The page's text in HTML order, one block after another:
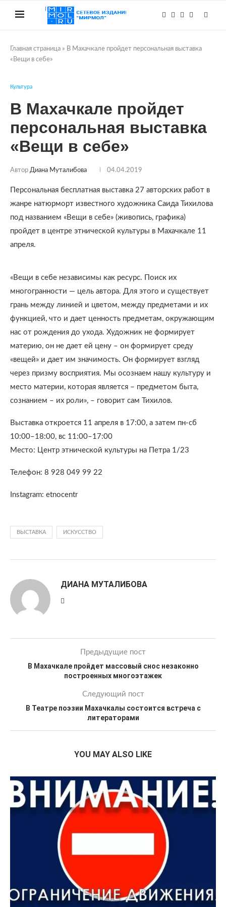
Главная страница » В Махачкале пройдет персональная выставка
«Вещи в себе»
Культура
В Махачкале пройдет
персональная выставка
«Вещи в себе»
Автор Диана Муталибова 04.04.2019
Персональная бесплатная выставка 27 авторских работ в
жанре натюрморт известного художника Саида Тихилова
под названием «Вещи в себе» (живопись, графика)
пройдет в центре этнической культуры в Махачкале 11
апреля.
«Вещи в себе независимы как ресурс. Поиск их
многогранности — цель автора. Для этого и существует
грань между линией и цветом, между предметами и их
функцией, что и дает ценность предметам, окружающим
нас от рождения до ухода. Художник не формирует
материю, он не дает ей цену – он формирует среду
«вещей» и дает им значимость. Он формирует взгляд
через призму восприятия. Мы осознаем нашу культуру и
место материи, которая является – предметом быта,
сознанием – их роли», – говорит сам Тихилов.
Выставка откроется 11 апреля в 17:00, а затем пн-сб
10:00–18:00, вс 11:00–17:00
Место: Центр этнической культуры на Петра 1/23
Телефон: 8 928 049 99 22
Instagram: etnocentr
ВЫСТАВКА ИСКУССТВО
ДИАНА МУТАЛИБОВА
Предыдущие пост
В Махачкале пройдет массовый снос незаконно
построенных многоэтажек
Следующий пост
В Театре поэзии Махачкалы состоится встреча с
литераторами
YOU MAY ALSO LIKE